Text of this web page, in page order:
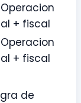
Operacion
al + fiscal
Operacion
al + fiscal
de